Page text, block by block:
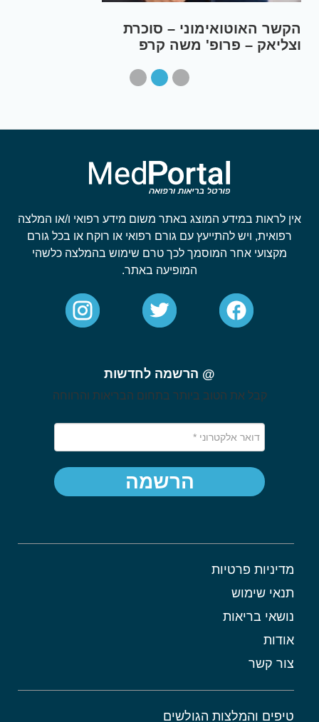
הקשר האוטואימוני – סוכרת
וצליאק – פרופ' משה קרפ
אין לראות במידע המוצג באתר משום מידע רפואי ו/או המלצה
רפואית, ויש להתייעץ עם גורם רפואי או רוקח או בכל גורם
מקצועי אחר המוסמך לכך טרם שימוש בהמלצה כלשהי
המופיעה באתר.
מדיניות פרטיות
תנאי שימוש
נושאי בריאות
אודות
צור קשר
טיפים והמלצות הגולשים
@ הרשמה לחדשות
קבל את הטוב ביותר בתחום הבריאות והרווחה
הרשמה